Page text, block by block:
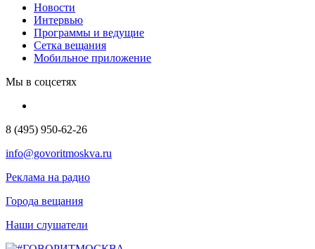
Новости
Интервью
Программы и ведущие
Сетка вещания
Мобильное приложение
Мы в соцсетях
8 (495) 950-62-26
info@govoritmoskva.ru
Реклама на радио
Города вещания
Наши слушатели